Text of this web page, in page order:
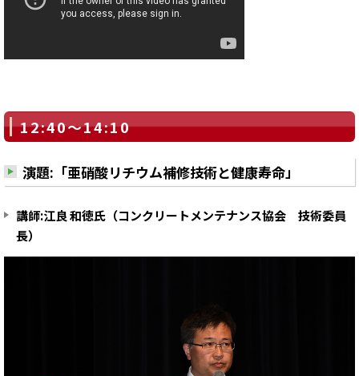
12:40～14:10
演題:「亜硝酸リチウム補修技術と健康寿命」
講師:江良 和徳氏（コンクリートメンテナンス協会 技術委員
長）